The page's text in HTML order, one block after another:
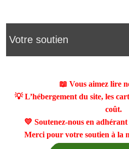
Votre soutien
📖 Vous aimez lire
💡 L’hébergement du site, les
coût.
💛 Soutenez-nous en
Merci pour votre soutien à la